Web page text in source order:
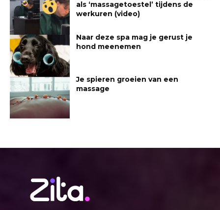
als ‘massagetoestel’ tijdens de
werkuren (video)
Naar deze spa mag je gerust je
hond meenemen
Je spieren groeien van een
massage